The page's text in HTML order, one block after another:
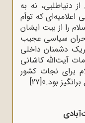
دنیا‌طلبی، نه به
که توأم
را از بیت ایشان
سیاسی عجیب
دشمنان داخلی
آیت‌الله کاشانی
برای نجات کشور
بود.»[27]